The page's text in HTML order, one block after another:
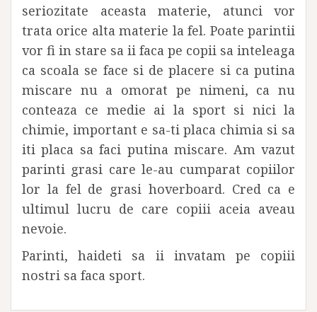
seriozitate aceasta materie, atunci vor
trata orice alta materie la fel. Poate parintii
vor fi in stare sa ii faca pe copii sa inteleaga
ca scoala se face si de placere si ca putina
miscare nu a omorat pe nimeni, ca nu
conteaza ce medie ai la sport si nici la
chimie, important e sa-ti placa chimia si sa
iti placa sa faci putina miscare. Am vazut
parinti grasi care le-au cumparat copiilor
lor la fel de grasi hoverboard. Cred ca e
ultimul lucru de care copiii aceia aveau
nevoie.
Parinti, haideti sa ii invatam pe copiii
nostri sa faca sport.